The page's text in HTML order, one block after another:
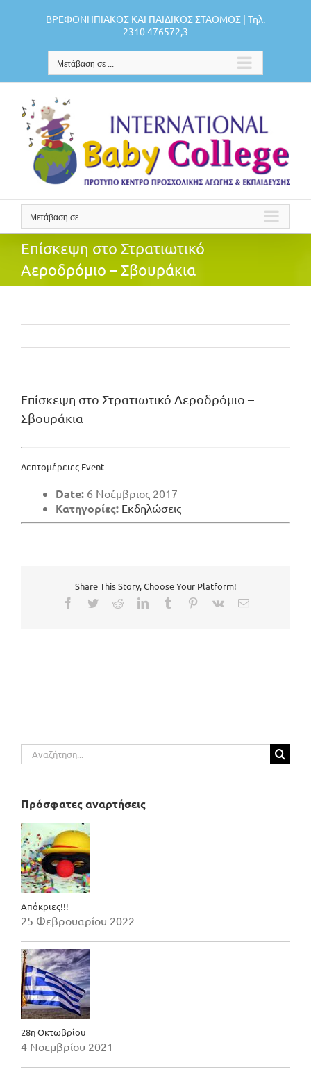
ΒΡΕΦΟΝΗΠΙΑΚΟΣ ΚΑΙ ΠΑΙΔΙΚΟΣ ΣΤΑΘΜΟΣ | Τηλ.
2310 476572,3
Μετάβαση σε ...
Μετάβαση σε ...
Επίσκεψη στο Στρατιωτικό
Αεροδρόμιο – Σβουράκια
Επίσκεψη στο Στρατιωτικό Αεροδρόμιο –
Σβουράκια
Λεπτομέρειες Event
Date: 6 Νοέμβριος 2017
Κατηγορίες: Εκδηλώσεις
Share This Story, Choose Your Platform!
Facebook
TwitterRedditLinkedInTumblr Pinterest
Vk Email
Αναζήτηση
για:
Πρόσφατες αναρτήσεις
Απόκριες!!!
25 Φεβρουαρίου 2022
28η Οκτωβρίου
4 Νοεμβρίου 2021